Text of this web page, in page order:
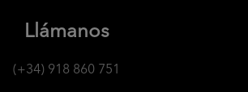
Llámanos
(+34) 918 860 751